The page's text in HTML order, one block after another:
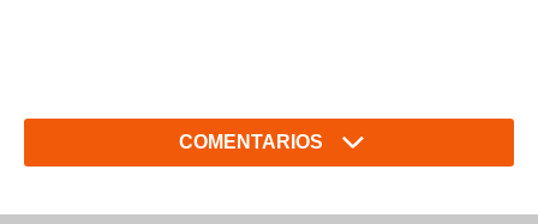
COMENTARIOS